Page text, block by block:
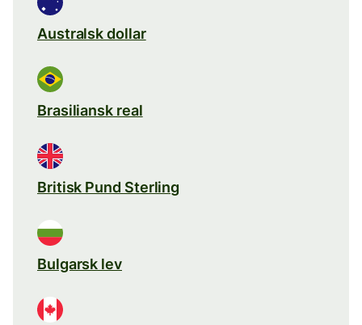
Australsk dollar
Brasiliansk real
Britisk Pund Sterling
Bulgarsk lev